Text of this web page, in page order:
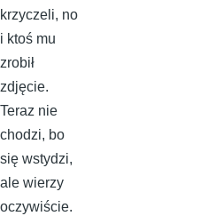
krzyczeli, no
i ktoś mu
zrobił
zdjęcie.
Teraz nie
chodzi, bo
się wstydzi,
ale wierzy
oczywiście.